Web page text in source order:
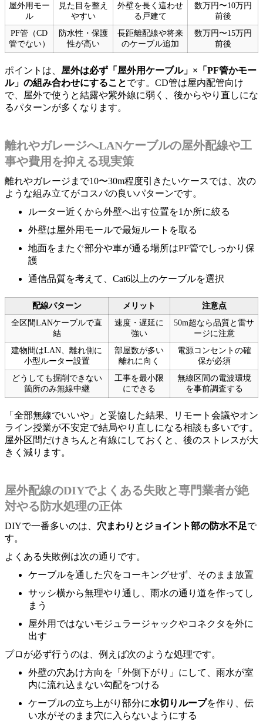
屋外用モー
ル
見た目を整え
やすい
外壁を長く這わせ
る戸建て
数万円〜10万円
前後
PF管（CD
管でない）
防水性・保護
性が高い
長距離配線や将来
のケーブル追加
数万円〜15万円
前後
ポイントは、 屋外は必ず「屋外用ケーブル」×「PF管かモー
ル」の組み合わせにすることです。CD管は屋内配管向け
で、屋外で使うと結露や紫外線に弱く、後からやり直しにな
るパターンが多くなります。
離れやガレージへLANケーブルの屋外配線や工
事や費用を抑える現実策
離れやガレージまで10〜30m程度引きたいケースでは、次の
ような組み立てがコスパの良いパターンです。
ルーター近くから外壁へ出す位置を1か所に絞る
外壁は屋外用モールで最短ルートを取る
地面をまたぐ部分や車が通る場所はPF管でしっかり保
護
通信品質を考えて、Cat6以上のケーブルを選択
配線パターン メリット
注意点
全区間LANケーブルで直
結
速度・遅延に
強い
50m超なら品質と雷サ
ージに注意
建物間はLAN、離れ側に
小型ルーター設置
部屋数が多い
離れに向く
電源コンセントの確
保が必須
どうしても掘削できない
箇所のみ無線中継
工事を最小限
にできる
無線区間の電波環境
を事前調査する
「全部無線でいいや」と妥協した結果、リモート会議やオン
ライン授業が不安定で結局やり直しになる相談も多いです。
屋外区間だけきちんと有線にしておくと、後のストレスが大
きく減ります。
屋外配線のDIYでよくある失敗と専門業者が絶
対やる防水処理の正体
DIYで一番多いのは、 穴まわりとジョイント部の防水不足で
す。
よくある失敗例は次の通りです。
ケーブルを通した穴をコーキングせず、そのまま放置
サッシ横から無理やり通し、雨水の通り道を作ってし
まう
屋外用ではないモジュラージャックやコネクタを外に
出す
プロが必ず行うのは、例えば次のような処理です。
外壁の穴あけ方向を「外側下がり」にして、雨水が室
内に流れ込まない勾配をつける
ケーブルの立ち上がり部分に水切りループを作り、伝
い水がそのまま穴に入らないようにする